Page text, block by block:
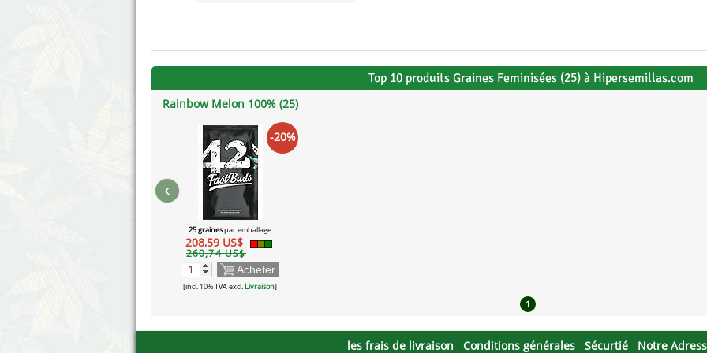
Top 10 produits Graines Feminisées (25) à Hipersemillas.com
Rainbow Melon 100% (25)
-20%
25 grainespar emballage
208,59 US$
260,74 US$
Acheter
[incl. 10% TVA excl. Livraison]
‹
1
les frais de livraison Conditions générales Sécurtié Notre